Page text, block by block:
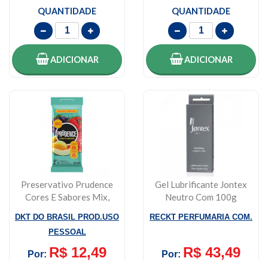
QUANTIDADE
ADICIONAR
QUANTIDADE
ADICIONAR
Preservativo Prudence
Cores E Sabores Mix,
DKT DO BRASIL PROD.USO
PESSOAL
Por: R$ 12,49
Gel Lubrificante Jontex
Neutro Com 100g
RECKT PERFUMARIA COM.
Por: R$ 43,49